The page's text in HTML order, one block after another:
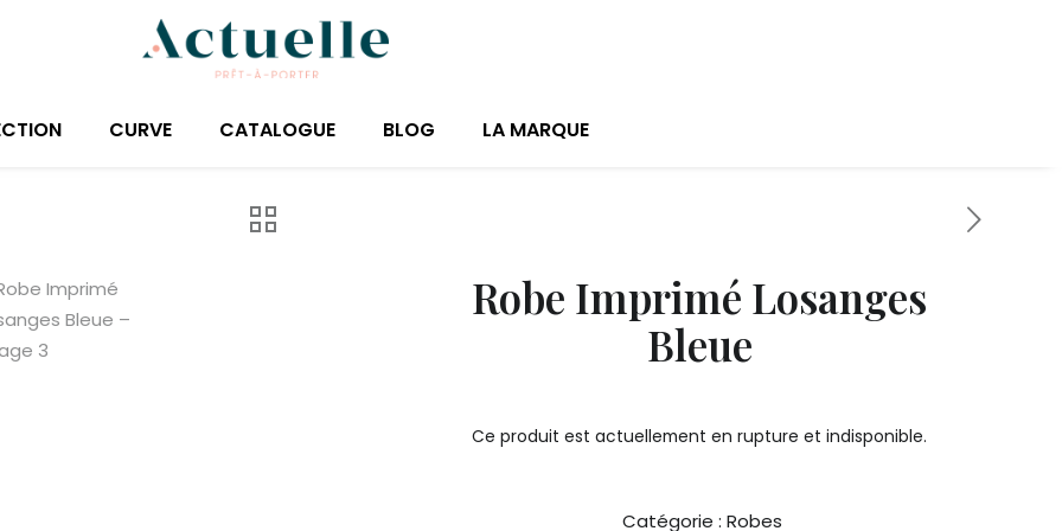
CURVE CATALOGUE BLOG LA MARQUE
Robe Imprimé Losanges
Bleue
Ce produit est actuellement en rupture et indisponible.
Catégorie : Robes